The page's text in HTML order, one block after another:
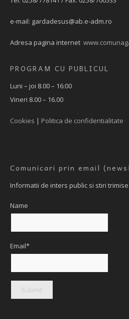
e-mail: gardadesus@ab.e-adm.ro
Adresa pagina internet
PROGRAM CU PUBLICUL
Luni – joi 8.00 – 16:00
Vineri 8.00 – 16.00
Cookies | Politica de confidentialitate
Comunicari prin email
Informatii de inters public si stiri
Name
Email*